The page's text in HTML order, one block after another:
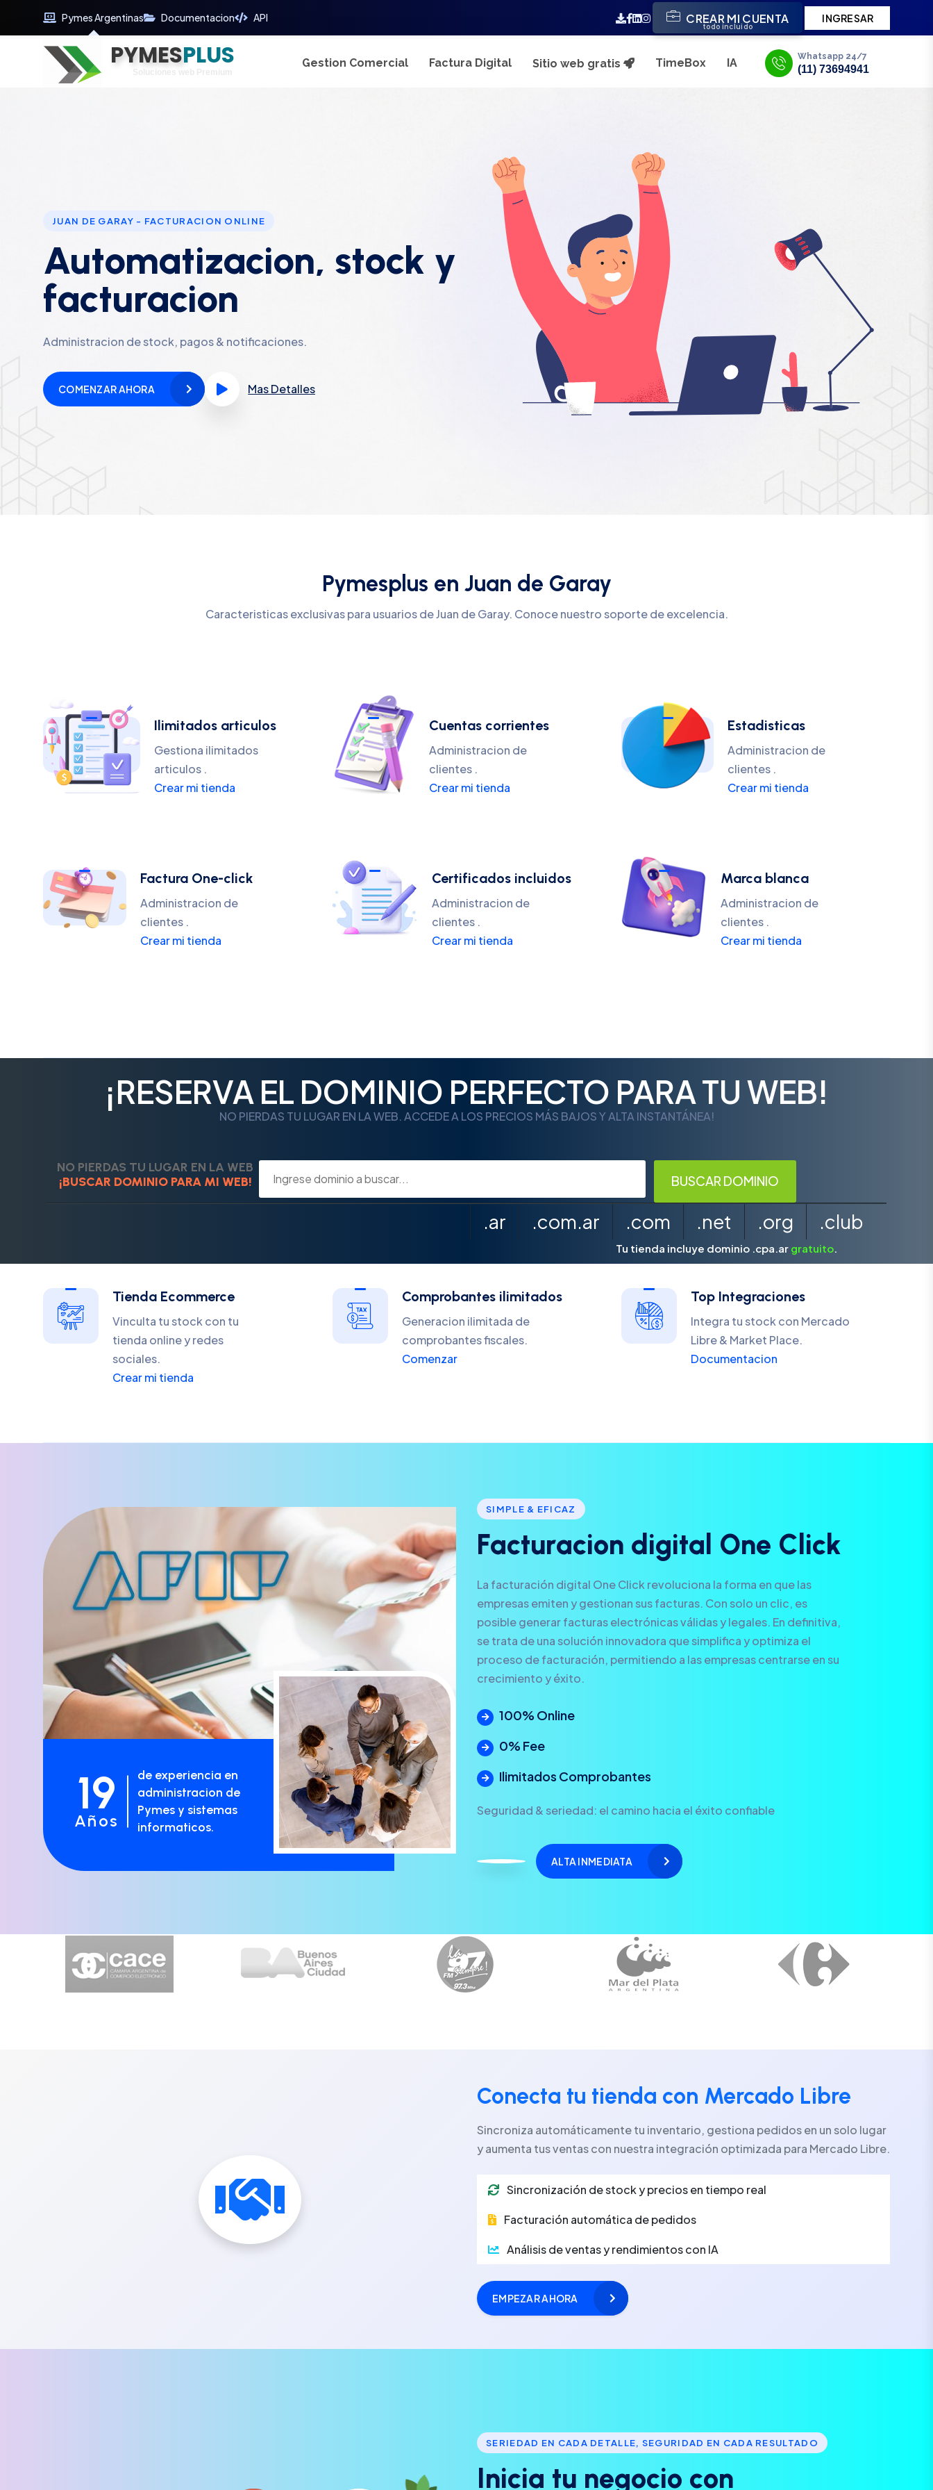
Pymes Argentinas Documentacion API CREAR MI CUENTA
todo incluido
INGRESAR
PYMESPLUS
Digitaliza tu éxito
Gestion Comercial Factura Digital Sitio web gratis TimeBox IA Whatsapp 24/7
(11) 73694941
JUAN DE GARAY - FACTURACION ONLINE
Automatizacion, stock y
facturacion
Administracion de stock, pagos & notificaciones.
COMENZAR AHORA Mas Detalles
Pymesplus en Juan de Garay
Caracteristicas exclusivas para usuarios de Juan de Garay. Conoce nuestro soporte de excelencia.
Ilimitados articulos
Gestiona ilimitados
articulos .
Crear mi tienda
Cuentas corrientes
Administracion de
clientes .
Crear mi tienda
Estadisticas
Administracion de
clientes .
Crear mi tienda
Factura One-click
Administracion de
clientes .
Crear mi tienda
Certificados incluidos
Administracion de
clientes .
Crear mi tienda
Marca blanca
Administracion de
clientes .
Crear mi tienda
¡RESERVA EL DOMINIO PERFECTO PARA TU WEB!
NO PIERDAS TU LUGAR EN LA WEB. ACCEDE A LOS PRECIOS MÁS BAJOS Y ALTA INSTANTÁNEA!
NO PIERDAS TU LUGAR EN LA WEB
¡BUSCAR DOMINIO PARA MI WEB!
.ar .com.ar .com .net .org .club
Tu tienda incluye dominio .cpa.ar gratuito.
Tienda Ecommerce
Vinculta tu stock con tu
tienda online y redes
sociales.
Crear mi tienda
Comprobantes ilimitados
Generacion ilimitada de
comprobantes fiscales.
Comenzar
Top Integraciones
Integra tu stock con Mercado
Libre & Market Place.
Documentacion
19
Años
de experiencia en
administracion de
Pymes y sistemas
informaticos.
SIMPLE & EFICAZ
Facturacion d igita One C ick
La facturación digital One Click revoluciona la forma en que las
empresas emiten y gestionan sus facturas. Con solo un clic, es
posible generar facturas electrónicas válidas y legales. En definitiva,
se trata de una solución innovadora que simplifica y optimiza el
proceso de facturación, permitiendo a las empresas centrarse en su
crecimiento y éxito.
100% Online
0% Fee
Ilimitados Comprobantes
Seguridad & seriedad: el camino hacia el éxito confiable
ALTA INMEDIATA
Conecta tu tienda con Mercado Libre
Sincroniza automáticamente tu inventario, gestiona pedidos en un solo lugar
y aumenta tus ventas con nuestra integración optimizada para Mercado Libre.
Sincronización de stock y precios en tiempo real
Facturación automática de pedidos
Análisis de ventas y rendimientos con IA
EMPEZAR AHORA
SERIEDAD EN CADA DETALLE, SEGURIDAD EN CADA RESULTADO
Inicia tu negocio con